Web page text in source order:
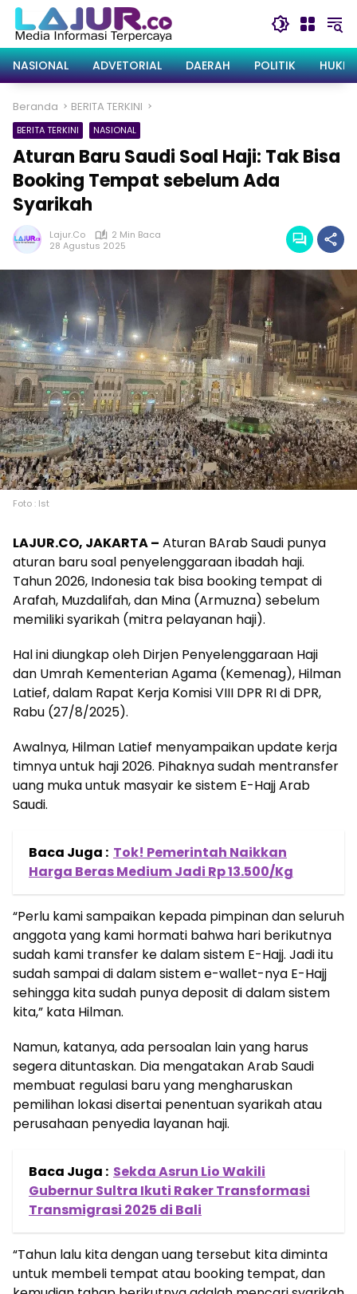
Langsung
konten
NASIONAL
ADVETORIAL DAERAH POLITIK
Beranda BERITA TERKINI
BERITA TERKINI NASIONAL
Aturan Baru Saudi Soal Haji: Tak Bisa
Booking Tempat sebelum Ada
Syarikah
Lajur.co
2 Min Baca
28 Agustus 2025
Foto : Ist
LAJUR.CO, JAKARTA – Aturan BArab Saudi punya
aturan baru soal penyelenggaraan ibadah haji.
Tahun 2026, Indonesia tak bisa booking tempat di
Arafah, Muzdalifah, dan Mina (Armuzna) sebelum
memiliki syarikah (mitra pelayanan haji).
Hal ini diungkap oleh Dirjen Penyelenggaraan Haji
dan Umrah Kementerian Agama (Kemenag), Hilman
Latief, dalam Rapat Kerja Komisi VIII DPR RI di DPR,
Rabu (27/8/2025).
Awalnya, Hilman Latief menyampaikan update kerja
timnya untuk haji 2026. Pihaknya sudah mentransfer
uang muka untuk masyair ke sistem E-Hajj Arab
Saudi.
Baca Juga : Tok! Pemerintah Naikkan
Harga Beras Medium Jadi Rp 13.500/Kg
“Perlu kami sampaikan kepada pimpinan dan seluruh
anggota yang kami hormati bahwa hari berikutnya
sudah kami transfer ke dalam sistem E-Hajj. Jadi itu
sudah sampai di dalam sistem e-wallet-nya E-Hajj
sehingga kita sudah punya deposit di dalam sistem
kita,” kata Hilman.
Namun, katanya, ada persoalan lain yang harus
segera dituntaskan. Dia mengatakan Arab Saudi
membuat regulasi baru yang mengharuskan
pemilihan lokasi disertai penentuan syarikah atau
perusahaan penyedia layanan haji.
Baca Juga : Sekda Asrun Lio Wakili
Gubernur Sultra Ikuti Raker Transformasi
Transmigrasi 2025 di Bali
“Tahun lalu kita dengan uang tersebut kita diminta
untuk membeli tempat atau booking tempat, dan